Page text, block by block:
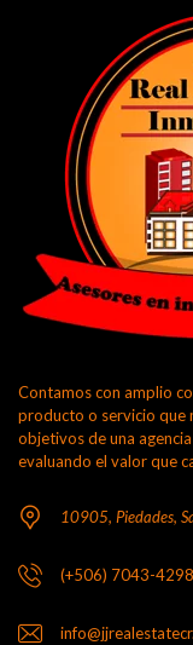
Contamos con amplio
producto o servicio que
objetivos de una
evaluando el valor que
10905, Piedades,
(+506) 7043-4298